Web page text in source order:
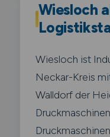
Wiesloch
Wiesloch ist
Neckar-Kreis
Walldorf der